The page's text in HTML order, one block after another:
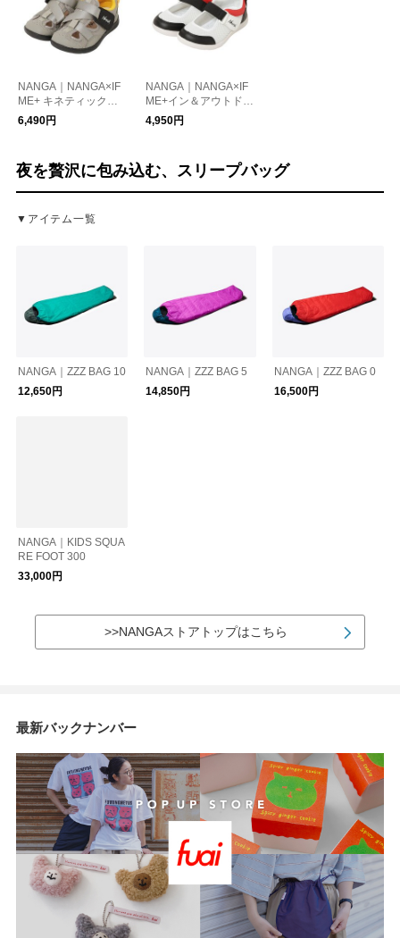
NANGA｜NANGA×IF
ME+ キネティックウ
ォーターサンダル（キ
ッズ）
6,490円
NANGA｜NANGA×IF
ME+イン＆アウトドア
上履き
4,950円
夜を贅沢に包み込む、スリープバッグ
▼アイテム一覧
NANGA｜ZZZ BAG 10
12,650円
NANGA｜ZZZ BAG 5
14,850円
NANGA｜ZZZ BAG 0
16,500円
NANGA｜KIDS SQUA
RE FOOT 300
33,000円
>>NANGAストアトップはこちら
最新バックナンバー